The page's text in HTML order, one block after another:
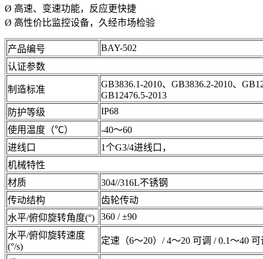
Ø 高速、变速功能，反应更快捷
Ø 高性价比监控设备，久经市场检验
产品编号
BAY-502
认证参数
制造标准
GB3836.1-2010、GB3836.2-2010、
GB12476.5-2013
防护等级
IP68
使用温度（℃）
-40～60
进线口
1个G3/4进线口，
机械特性
材质
304//316L不锈钢
传动结构
齿轮传动
水平/俯仰旋转角度(°)
360 / ±90
水平/俯仰旋转速度
(°/s)
定速（6～20）/ 4～20 可调 / 0.1～40 可